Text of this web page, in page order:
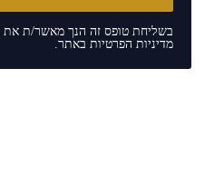
בשליחת טופס זה הנך מאשר/ת את
מדיניות הפרטיותבאתר.